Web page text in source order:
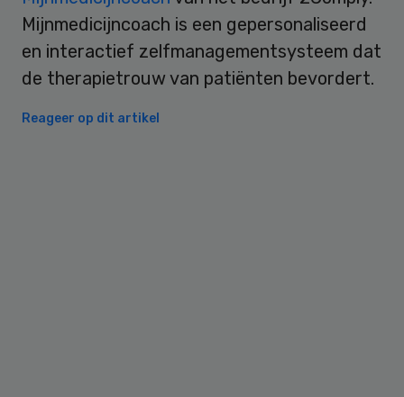
Mijnmedicijncoach is een gepersonaliseerd
en interactief zelfmanagementsysteem dat
de therapietrouw van patiënten bevordert.
Reageer op dit artikel